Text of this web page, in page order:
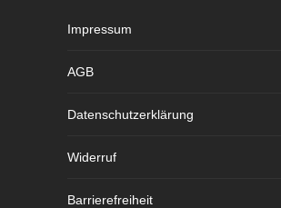
Impressum
AGB
Datenschutzerklärung
Widerruf
Barrierefreiheit